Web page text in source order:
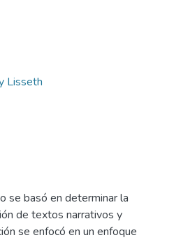
Lisseth
se basó en determinar la
de textos narrativos y
se enfocó en un enfoque